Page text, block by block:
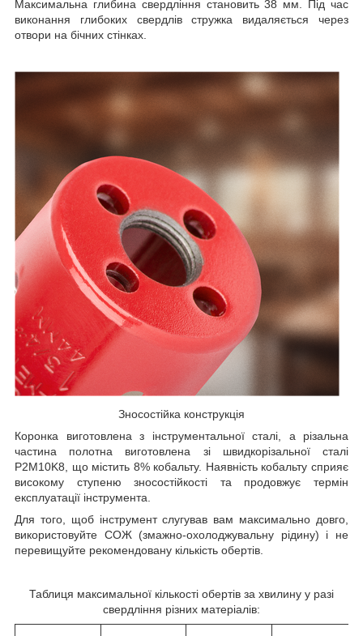
Максимальна глибина свердління становить 38 мм. Під час
виконання глибоких свердлів стружка видаляється через
отвори на бічних стінках.
Зносостійка конструкція
Коронка виготовлена з інструментальної сталі, а різальна
частина полотна виготовлена зі швидкорізальної сталі
P2M10K8, що містить 8% кобальту. Наявність кобальту сприяє
високому ступеню зносостійкості та продовжує термін
експлуатації інструмента.
Для того, щоб інструмент слугував вам максимально довго,
використовуйте СОЖ (змажно-охолоджувальну рідину) і не
перевищуйте рекомендовану кількість обертів.
Таблиця максимальної кількості обертів за хвилину у разі
свердління різних матеріалів: